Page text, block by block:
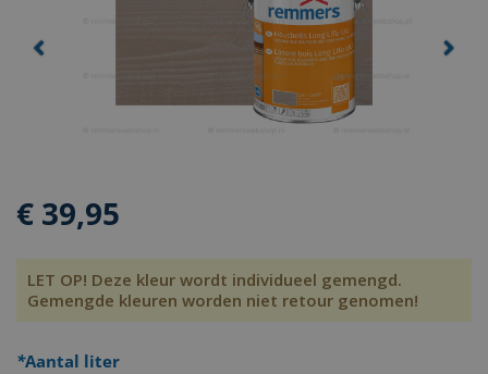
Previous Next
€ 39,95
LET OP! Deze kleur wordt individueel gemengd.
Gemengde kleuren worden niet retour genomen!
*Aantal liter